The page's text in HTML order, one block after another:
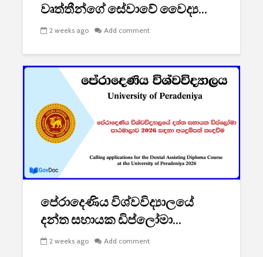
වෘත්තීන්ගේ සේවාවේ වෛද්‍ය...
2 weeks ago Add comment
පේරාදෙණිය විශ්වවිද්‍යාලයේ
දන්ත සහායක ඩිප්ලෝමා...
2 weeks ago Add comment